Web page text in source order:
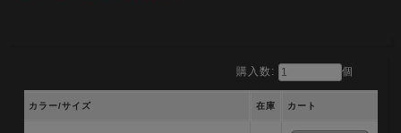
購入数: 個
カラー/サイズ 在庫 カート